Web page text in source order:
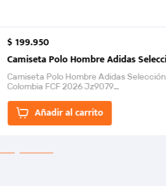
$199.950
Camiseta Polo Hombre Adidas
Camiseta Polo Hombre Adidas Selección
Colombia FCF 2026 Jz9079
un estilo de...Añadir al carrito